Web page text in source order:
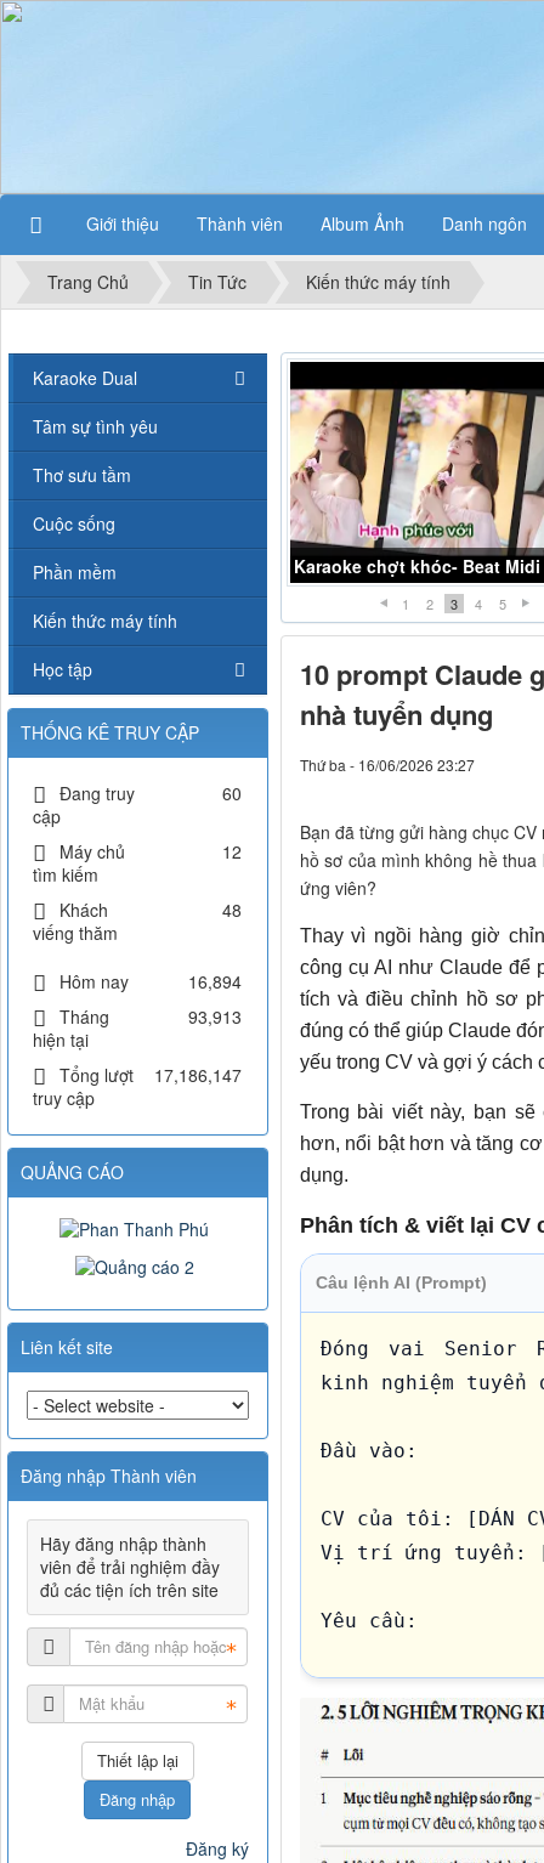
Giới thiệu Thành viên Album Ảnh Danh ngôn
Trang Chủ Tin Tức Kiến thức máy tính
Karaoke chợt khóc- Beat Midi
1 2 3 4 5
10 prompt Claude
nhà tuyển dụng
Thứ ba - 16/06/2026 23:27
Bạn đã từng gửi hàng chục
hồ sơ của mình không hề
ứng viên?
Thay vì ngồi hàng giờ
công cụ AI như Claude để
tích và điều chỉnh hồ sơ
đúng có thể giúp Claude
yếu trong CV và gợi ý cách
Trong bài viết này, bạn
hơn, nổi bật hơn và tăng
dụng.
Phân tích & viết lại CV
Câu lệnh AI (Prompt)
Đóng vai Senior
kinh nghiệm tuyển
Đầu vào:
CV của tôi: [DÁN
Vị trí ứng tuyển:
Yêu cầu:
gọn
Chỉ ra 5 lỗi
Xác định từ khóa
Nhận xét 1 câu:
Karaoke Dual
Tâm sự tình yêu
Thơ sưu tầm
Cuộc sống
Phần mềm
Kiến thức máy tính
Học tập
THỐNG KÊ TRUY CẬP
Đang truy
cập
60
Máy chủ
tìm kiếm
12
Khách
viếng thăm
48
Hôm nay
16,894
Tháng
hiện tại
93,913
Tổng lượt
truy cập
17,186,147
QUẢNG CÁO
Liên kết site
Đăng nhập Thành viên
Hãy đăng nhập thành
viên để trải nghiệm đầy
đủ các tiện ích trên site
Đăng nhập
Đăng ký